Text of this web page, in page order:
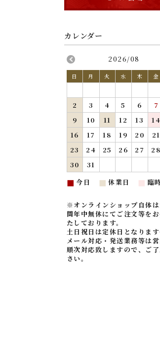
2026/08
日 月 火 水 木 金
2
3 4 5 6 7
9
10 11 12 13 14
16
17 18 19 20 21
23
24 25 26 27 28
30
31
■ 今日 ■ 休業日 ■ 臨
※オンラインショップ自体
間年中無休にてご注文等を
たしております。
土日祝日は定休日となります
メール対応・発送業務等は
順次対応致しますので、ご
さい。